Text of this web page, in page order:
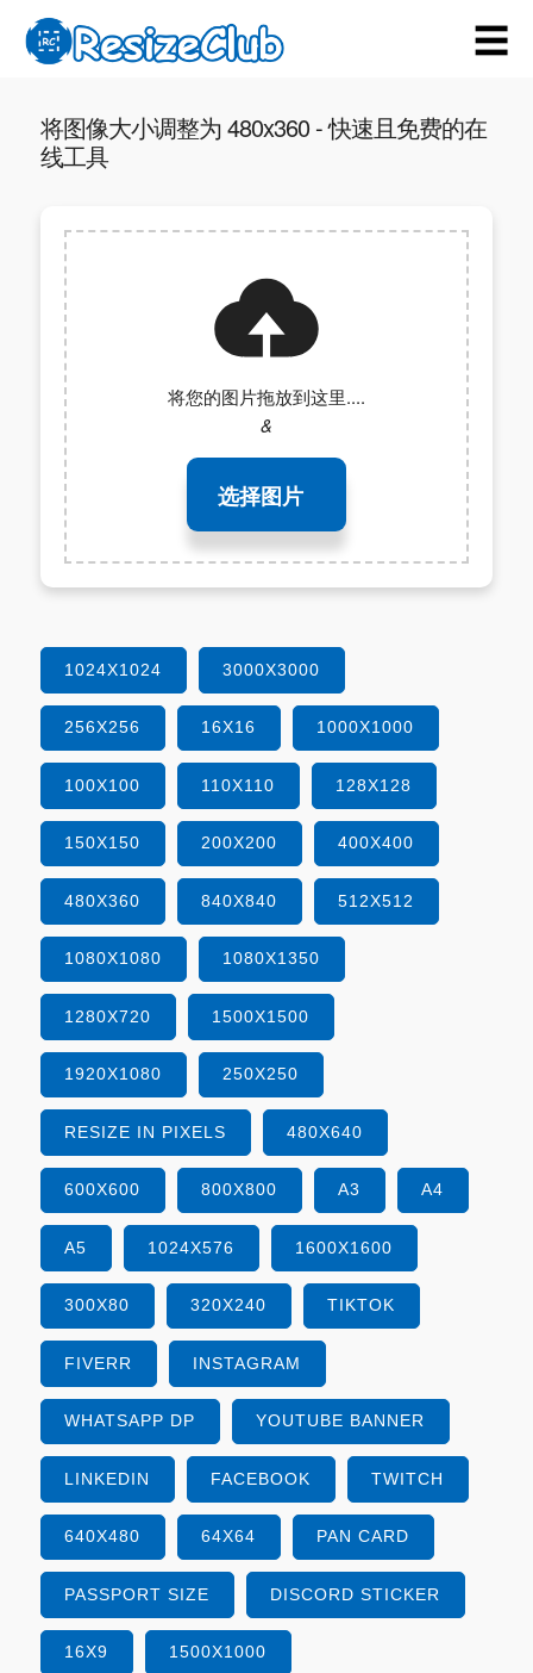
☰
将图像大小调整为 480x360 - 快速且免费的在
线工具
将您的图片拖放到这里....
&
选择图片
1024X1024 3000X3000
256X256 16X16 1000X1000
100X100 110X110 128X128
150X150 200X200 400X400
480X360 840X840 512X512
1080X1080 1080X1350
1280X720 1500X1500
1920X1080 250X250
RESIZE IN PIXELS 480X640
600X600 800X800 A3 A4
A5 1024X576 1600X1600
300X80 320X240 TIKTOK
FIVERR INSTAGRAM
WHATSAPP DP YOUTUBE BANNER
LINKEDIN FACEBOOK TWITCH
640X480 64X64 PAN CARD
PASSPORT SIZE DISCORD STICKER
16X9 1500X1000